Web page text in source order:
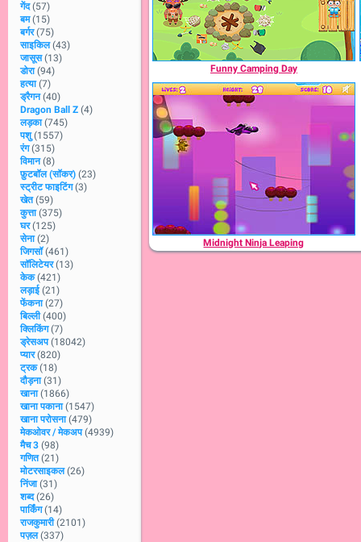
गेंद (57)
बम (15)
बर्गर (75)
साइकिल (43)
जासूस (13)
डोरा (94)
हत्या (7)
ड्रैगन (40)
Dragon Ball Z (4)
लड़का (745)
पशु (1557)
रंग (315)
विमान (8)
फ़ुटबॉल (सॉकर) (23)
स्ट्रीट फाइटिंग (3)
खेत (59)
कुत्ता (375)
घर (125)
सेना (2)
जिगसॉ (461)
सॉलिटेयर (13)
केक (421)
लड़ाई (21)
फेंकना (27)
बिल्ली (400)
क्लिकिंग (7)
ड्रेसअप (18042)
प्यार (820)
ट्रक (18)
दौड़ना (31)
खाना (1866)
खाना पकाना (1547)
खाना परोसना (479)
मेकओवर / मेकअप (4939)
मैच 3 (98)
गणित (21)
मोटरसाइकल (26)
निंजा (31)
शब्द (26)
पार्किंग (14)
राजकुमारी (2101)
पज़ल (337)
Funny Camping Day
Midnight Ninja Leaping